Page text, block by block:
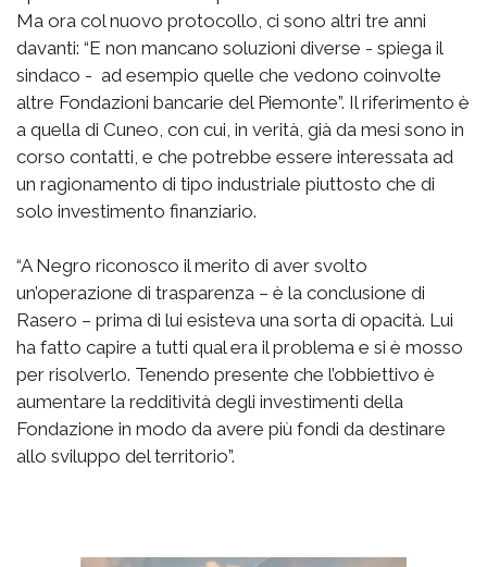
Ma ora col nuovo protocollo, ci sono altri tre anni
davanti: “E non mancano soluzioni diverse - spiega il
sindaco - ad esempio quelle che vedono coinvolte
altre Fondazioni bancarie del Piemonte”. Il riferimento è
a quella di Cuneo, con cui, in verità, già da mesi sono in
corso contatti, e che potrebbe essere interessata ad
un ragionamento di tipo industriale piuttosto che di
solo investimento finanziario.
“A Negro riconosco il merito di aver svolto
un’operazione di trasparenza – è la conclusione di
Rasero – prima di lui esisteva una sorta di opacità. Lui
ha fatto capire a tutti qual era il problema e si è mosso
per risolverlo. Tenendo presente che l’obbiettivo è
aumentare la redditività degli investimenti della
Fondazione in modo da avere più fondi da destinare
allo sviluppo del territorio”.